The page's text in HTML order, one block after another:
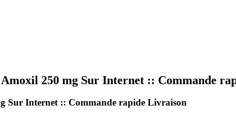
250 mg Sur Internet :: Commande
Sur Internet :: Commande rapide Livraison